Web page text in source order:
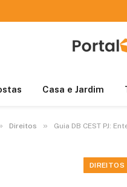
Casa e Jardim
Direitos » Guia DB CEST PJ:
DIREITOS